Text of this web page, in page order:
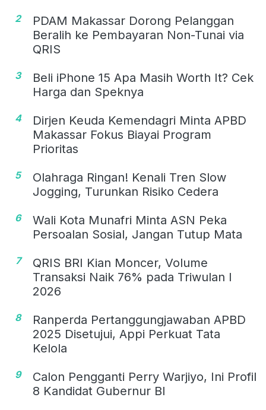
2
PDAM Makassar Dorong Pelanggan
Beralih ke Pembayaran Non-Tunai via
QRIS
3
Beli iPhone 15 Apa Masih Worth It? Cek
Harga dan Speknya
4
Dirjen Keuda Kemendagri Minta APBD
Makassar Fokus Biayai Program
Prioritas
5
Olahraga Ringan! Kenali Tren Slow
Jogging, Turunkan Risiko Cedera
6
Wali Kota Munafri Minta ASN Peka
Persoalan Sosial, Jangan Tutup Mata
7
QRIS BRI Kian Moncer, Volume
Transaksi Naik 76% pada Triwulan I
2026
8
Ranperda Pertanggungjawaban APBD
2025 Disetujui, Appi Perkuat Tata
Kelola
9
Calon Pengganti Perry Warjiyo, Ini Profil
8 Kandidat Gubernur BI